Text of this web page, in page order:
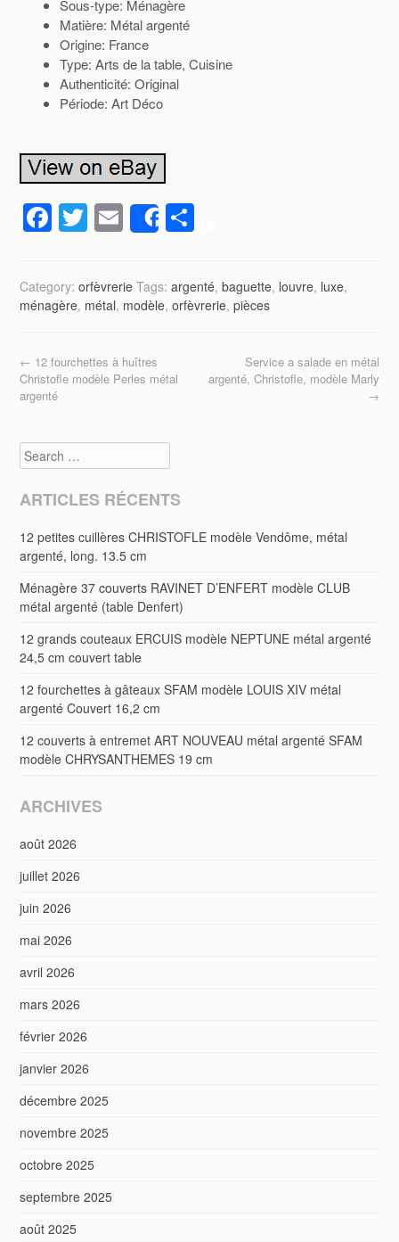
Sous-type: Ménagère
Matière: Métal argenté
Origine: France
Type: Arts de la table, Cuisine
Authenticité: Original
Période: Art Déco
F
a
c
e
o
o
T
wi
tt
er
E
m
ail
Share
ta
g
Category:orfèvrerie Tags:argenté,baguette, louvre, luxe,
ménagère, métal, modèle,orfèvrerie,pièces
Post navigation
← 12 fourchettes à huîtres
Christofle modèle Perles métal
argenté
Service a salade en métal
argenté, Christofle, modèle Marly
→
Search
ARTICLES RÉCENTS
12 petites cuillères CHRISTOFLE modèle Vendôme, métal
argenté, long. 13.5 cm
Ménagère 37 couverts RAVINET D’ENFERT modèle CLUB
métal argenté (table Denfert)
12 grands couteaux ERCUIS modèle NEPTUNE métal argenté
24,5 cm couvert table
12 fourchettes à gâteaux SFAM modèle LOUIS XIV métal
argenté Couvert 16,2 cm
12 couverts à entremet ART NOUVEAU métal argenté SFAM
modèle CHRYSANTHEMES 19 cm
ARCHIVES
août 2026
juillet 2026
juin 2026
mai 2026
avril 2026
mars 2026
février 2026
janvier 2026
décembre 2025
novembre 2025
octobre 2025
septembre 2025
août 2025